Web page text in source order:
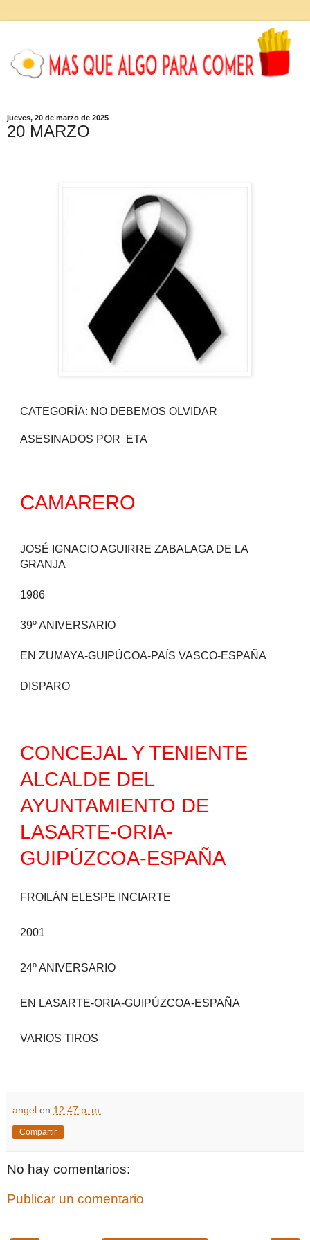
jueves, 20 de marzo de 2025
20 MARZO
CATEGORÍA: NO DEBEMOS OLVIDAR
ASESINADOS POR ETA
CAMARERO
JOSÉ IGNACIO AGUIRRE ZABALAGA DE LA
GRANJA
1986
39º ANIVERSARIO
EN ZUMAYA-GUIPÚCOA-PAÍS VASCO-ESPAÑA
DISPARO
CONCEJAL Y TENIENTE
ALCALDE DEL
AYUNTAMIENTO DE
LASARTE-ORIA-
GUIPÚZCOA-ESPAÑA
FROILÁN ELESPE INCIARTE
2001
24º ANIVERSARIO
EN LASARTE-ORIA-GUIPÚZCOA-ESPAÑA
VARIOS TIROS
angel en 12:47 p. m.
Compartir
No hay comentarios:
Publicar un comentario